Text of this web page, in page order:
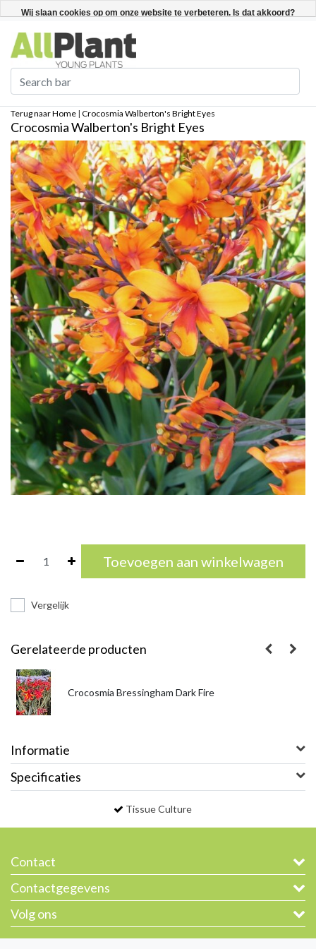
Registreren / Inloggen Nederlands
Terug naar Home | Crocosmia Walberton's Bright Eyes
Crocosmia Walberton's Bright Eyes
Toevoegen aan winkelwagen
Vergelijk
Gerelateerde producten
Crocosmia Bressingham Dark Fire
Informatie
Specificaties
Tissue Culture
Contact
Contactgegevens
Volg ons
Wij slaan cookies op om onze website te verbeteren. Is dat akkoord?